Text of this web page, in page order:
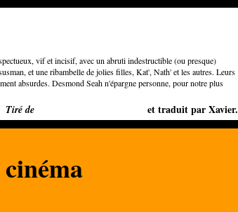
vif et incisif, avec un abruti indestructible (ou presque)
et une ribambelle de jolies filles, Kat', Nath' et les autres. Leurs
absurdes. Desmond Seah n'épargne personne, pour notre plus
Tiré de et traduit par Xavier.